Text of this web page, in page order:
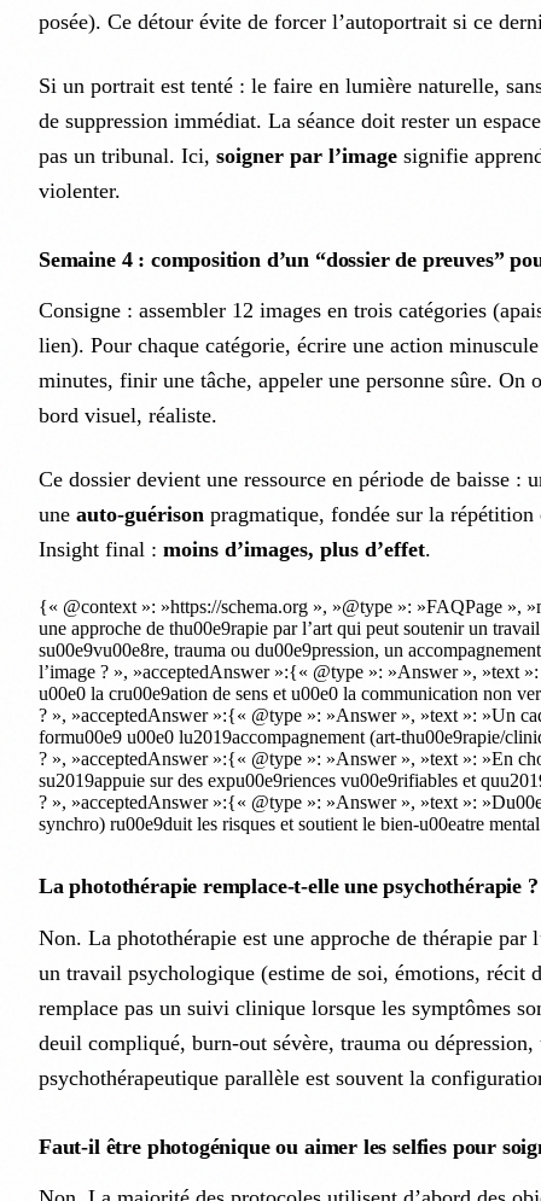
posée). Ce détour évite de forcer l’autoportrait si ce
Si un portrait est tenté : le faire en lumière naturelle,
de suppression immédiat. La séance doit rester un
pas un tribunal. Ici, soigner par l’image signifie
violenter.
Semaine 4 : composition d’un “dossier de preuves”
Consigne : assembler 12 images en trois catégories
lien). Pour chaque catégorie, écrire une action
minutes, finir une tâche, appeler une personne sûre. On
bord visuel, réaliste.
Ce dossier devient une ressource en période de baisse :
une auto-guérison pragmatique, fondée sur la
Insight final : moins d’images, plus d’effet.
{« @context »: »https://schema.org », »@type »: »FAQPage »,
une approche de thu00e9rapie par l’art qui peut soutenir un
su00e9vu00e8re, trauma ou du00e9pression, un
l’image ? », »acceptedAnswer »:{« @type »: »Answer », »text
u00e0 la cru00e9ation de sens et u00e0 la communication non
? », »acceptedAnswer »:{« @type »: »Answer », »text »: »Un
formu00e9 u00e0 lu2019accompagnement (art-thu00e9rapie/
? », »acceptedAnswer »:{« @type »: »Answer », »text »: »En
su2019appuie sur des expu00e9riences vu00e9rifiables et
? », »acceptedAnswer »:{« @type »: »Answer », »text »:
synchro) ru00e9duit les risques et soutient le bien-u00eatre
La photothérapie remplace-t-elle une psychothérapie ?
Non. La photothérapie est une approche de thérapie par
un travail psychologique (estime de soi, émotions, récit
remplace pas un suivi clinique lorsque les symptômes
deuil compliqué, burn-out sévère, trauma ou dépression,
psychothérapeutique parallèle est souvent la
Faut-il être photogénique ou aimer les selfies pour